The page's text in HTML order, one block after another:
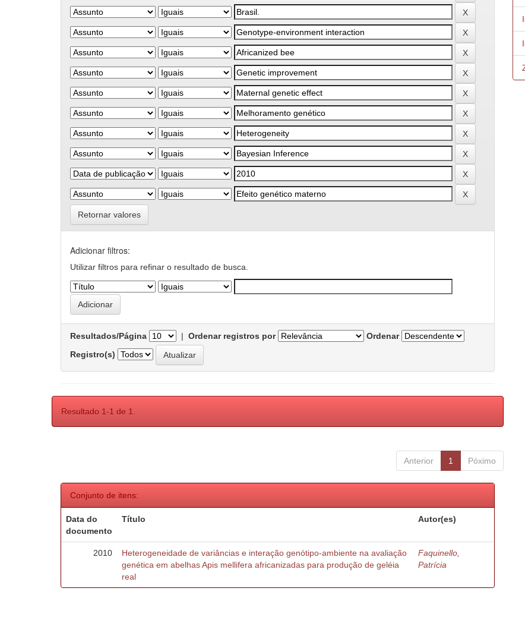
Retornar valores
Adicionar filtros:
Utilizar filtros para refinar o resultado de busca.
Resultados/Página | Ordenar registros por
Ordenar
Registro(s)
Resultado 1-1 de 1.
Anterior 1 Póximo
Conjunto de itens:
Data do
documento
Título Autor(es)
2010
Heterogeneidade de variâncias e interação genótipo-ambiente na avaliação
genética em abelhas Apis mellifera africanizadas para produção de geléia
real
Faquinello,
Patrícia